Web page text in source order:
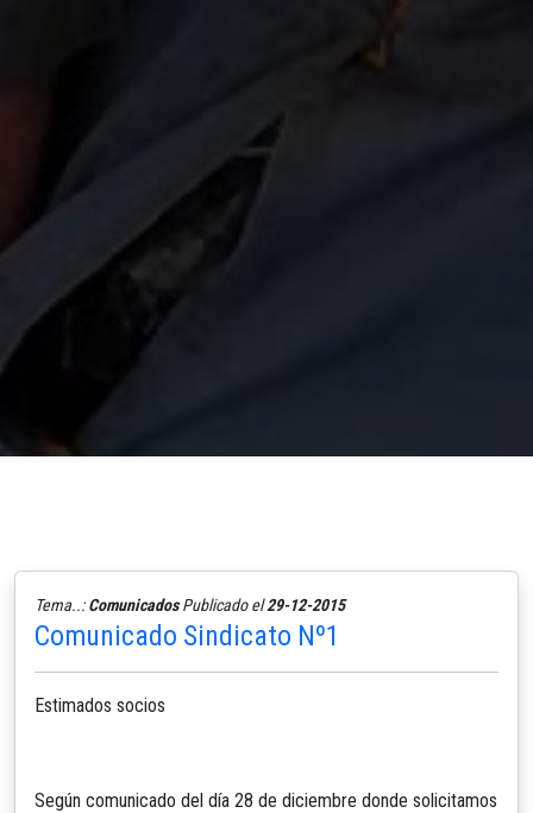
Tema..:ComunicadosPublicado el29-12-2015
Comunicado Sindicato Nº1
Estimados socios
Según comunicado del día 28 de diciembre donde solicitamos